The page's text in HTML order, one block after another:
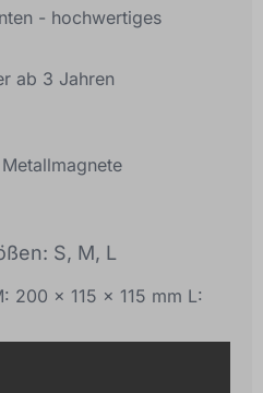
- hochwertiges
ab 3 Jahren
S, M, L
200 x 115 x 115 mm L: